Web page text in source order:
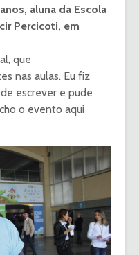
aluna da Escola
Percicoti, em
que
nas aulas. Eu fiz
escrever e pude
o evento aqui